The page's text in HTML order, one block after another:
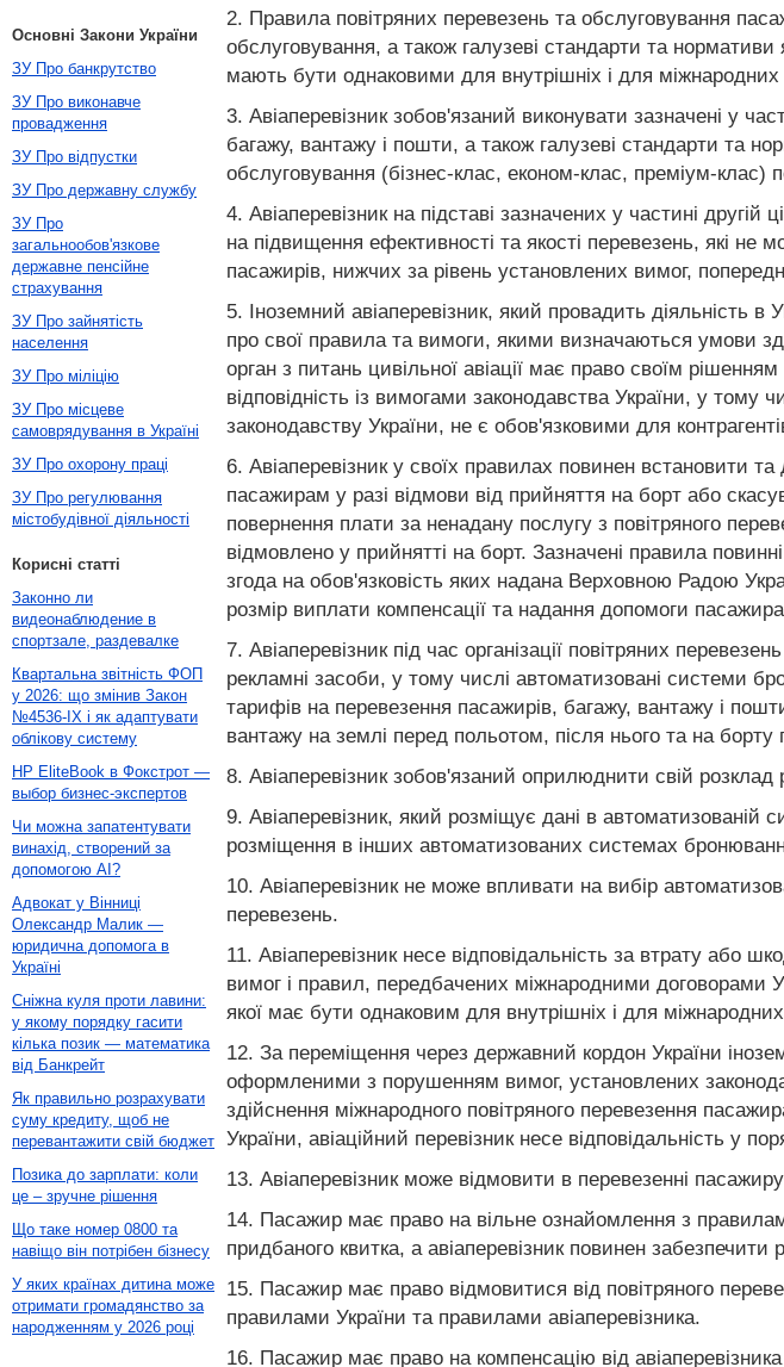
2. Правила повітряних перевезень та обслуговування
обслуговування, а також галузеві стандарти та
мають бути однаковими для внутрішніх і для міжнародних
3. Авіаперевізник зобов'язаний виконувати зазначені у
багажу, вантажу і пошти, а також галузеві стандарти та
обслуговування (бізнес-клас, економ-клас, преміум-клас)
4. Авіаперевізник на підставі зазначених у частині
на підвищення ефективності та якості перевезень, які не
пасажирів, нижчих за рівень установлених вимог,
5. Іноземний авіаперевізник, який провадить діяльність
про свої правила та вимоги, якими визначаються умови
орган з питань цивільної авіації має право своїм
відповідність із вимогами законодавства України, у
законодавству України, не є обов'язковими для
6. Авіаперевізник у своїх правилах повинен встановити
пасажирам у разі відмови від прийняття на борт або
повернення плати за ненадану послугу з повітряного
відмовлено у прийнятті на борт. Зазначені правила
згода на обов'язковість яких надана Верховною Радою
розмір виплати компенсації та надання допомоги
7. Авіаперевізник під час організації повітряних
рекламні засоби, у тому числі автоматизовані системи
тарифів на перевезення пасажирів, багажу, вантажу і
вантажу на землі перед польотом, після нього та на борту
8. Авіаперевізник зобов'язаний оприлюднити свій розклад
9. Авіаперевізник, який розміщує дані в
розміщення в інших автоматизованих системах
10. Авіаперевізник не може впливати на вибір
перевезень.
11. Авіаперевізник несе відповідальність за втрату або
вимог і правил, передбачених міжнародними договорами
якої має бути однаковим для внутрішніх і для
12. За переміщення через державний кордон України
оформленими з порушенням вимог, установлених
здійснення міжнародного повітряного перевезення
України, авіаційний перевізник несе відповідальність у
13. Авіаперевізник може відмовити в перевезенні
14. Пасажир має право на вільне ознайомлення з
придбаного квитка, а авіаперевізник повинен забезпечити
15. Пасажир має право відмовитися від повітряного
правилами України та правилами авіаперевізника.
16. Пасажир має право на компенсацію від
Основні Закони України
ЗУ Про банкрутство
ЗУ Про виконавче
провадження
ЗУ Про відпустки
ЗУ Про державну службу
ЗУ Про
загальнообов'язкове
державне пенсійне
страхування
ЗУ Про зайнятість
населення
ЗУ Про міліцію
ЗУ Про місцеве
самоврядування в Україні
ЗУ Про охорону праці
ЗУ Про регулювання
містобудівної діяльності
Корисні статті
Законно ли
видеонаблюдение в
спортзале, раздевалке
Квартальна звітність ФОП
у 2026: що змінив Закон
№4536-IX і як адаптувати
облікову систему
HP EliteBook в Фокстрот —
выбор бизнес-экспертов
Чи можна запатентувати
винахід, створений за
допомогою AI?
Адвокат у Вінниці
Олександр Малик —
юридична допомога в
Україні
Сніжна куля проти лавини:
у якому порядку гасити
кілька позик — математика
від Банкрейт
Як правильно розрахувати
суму кредиту, щоб не
перевантажити свій бюджет
Позика до зарплати: коли
це – зручне рішення
Що таке номер 0800 та
навіщо він потрібен бізнесу
У яких країнах дитина може
отримати громадянство за
народженням у 2026 році